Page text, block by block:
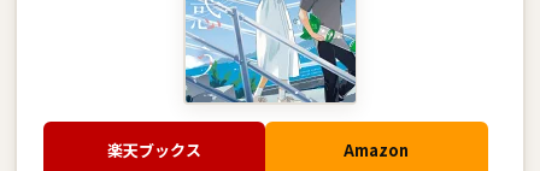
楽天ブックス Amazon